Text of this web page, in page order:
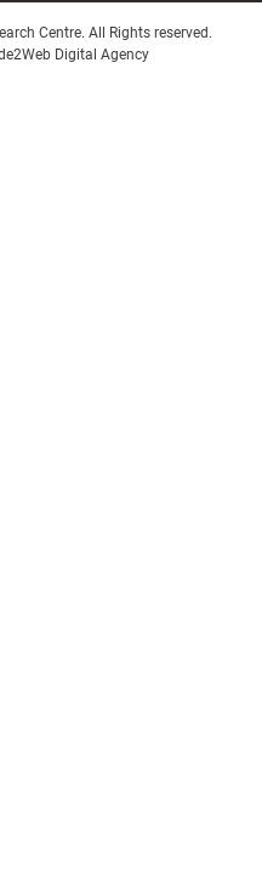
Centre. All Rights reserved.
Digital Agency